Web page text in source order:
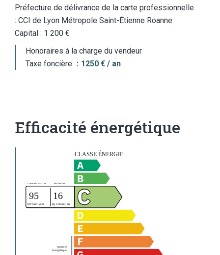
Préfecture de délivrance de la carte professionnelle
: CCI de Lyon Métropole Saint-Étienne Roanne
Capital : 1 200 €
Honoraires à la charge du vendeur
Taxe foncière
1250 € / an
Efficacité énergétique